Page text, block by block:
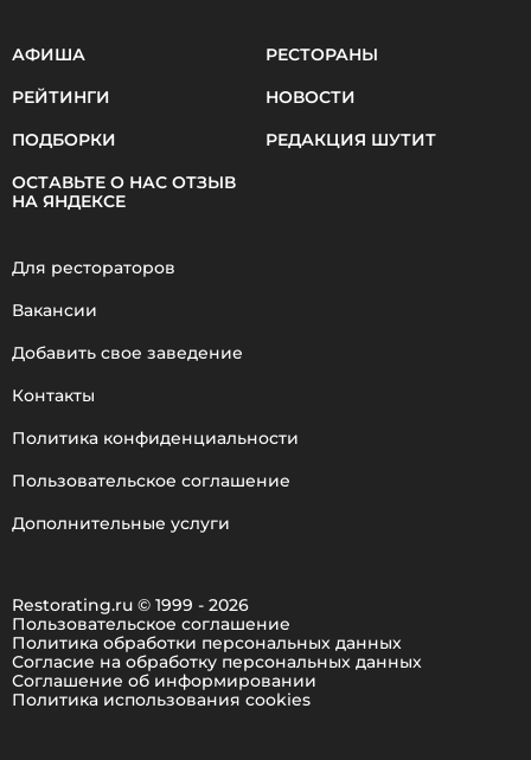
АФИША
РЕСТОРАНЫ
РЕЙТИНГИ
НОВОСТИ
ПОДБОРКИ
РЕДАКЦИЯ ШУТИТ
ОСТАВЬТЕ О НАС ОТЗЫВ
НА ЯНДЕКСЕ
Для рестораторов
Вакансии
Добавить свое заведение
Контакты
Политика конфиденциальности
Пользовательское соглашение
Дополнительные услуги
Restorating.ru © 1999 - 2026
Пользовательское соглашение
Политика обработки персональных данных
Согласие на обработку персональных данных
Соглашение об информировании
Политика использования cookies